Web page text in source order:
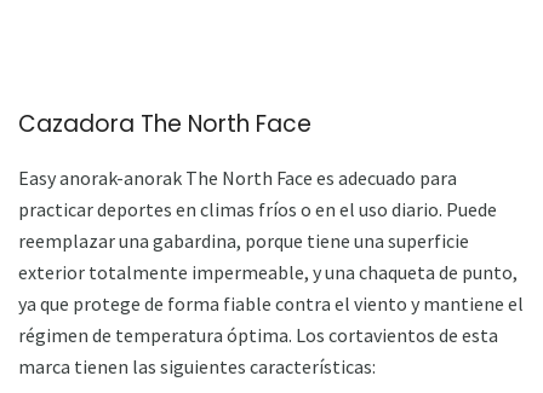
Cazadora The North Face
Easy anorak-anorak The North Face es adecuado para
practicar deportes en climas fríos o en el uso diario. Puede
reemplazar una gabardina, porque tiene una superficie
exterior totalmente impermeable, y una chaqueta de punto,
ya que protege de forma fiable contra el viento y mantiene el
régimen de temperatura óptima. Los cortavientos de esta
marca tienen las siguientes características: